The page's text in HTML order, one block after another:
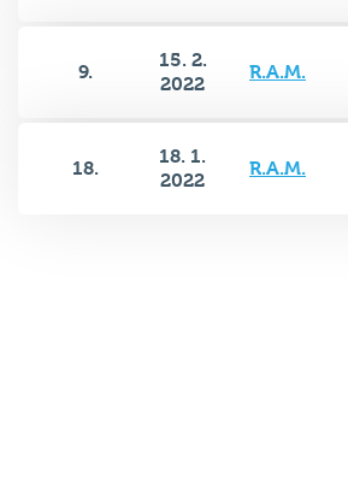
9.
15. 2.
2022
R.A.M.
18.
18. 1.
2022
R.A.M.